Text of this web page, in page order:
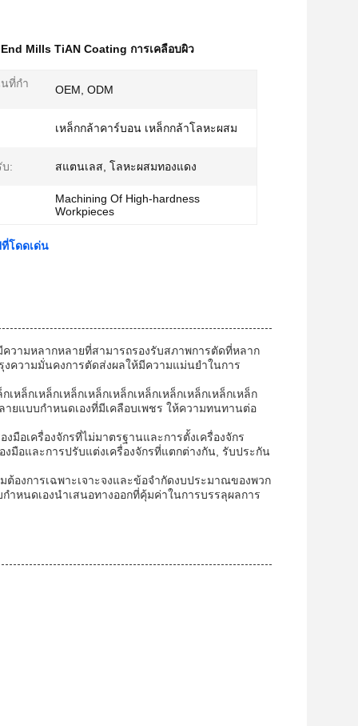
Mills TiAN Coating การเคลือบผิว
ที่กํา OEM, ODM
เหล็กกล้าคาร์บอน เหล็กกล้าโลหะผสม
บ: สแตนเลส, โลหะผสมทองแดง
Machining Of High-hardness
Workpieces
ที่โดดเด่น
วามหลากหลายที่สามารถรองรับสภาพการตัดที่หลาก
ความมั่นคงการตัดส่งผลให้มีความแม่นยําในการ
หล็กเหล็กเหล็กเหล็กเหล็กเหล็กเหล็กเหล็กเหล็กเหล็ก
ายแบบกําหนดเองที่มีเคลือบเพชร ให้ความทนทานต่อ
มือเครื่องจักรที่ไม่มาตรฐานและการตั้งเครื่องจักร
มือและการปรับแต่งเครื่องจักรที่แตกต่างกัน, รับประกัน
ต้องการเฉพาะเจาะจงและข้อจํากัดงบประมาณของพวก
หนดเองนําเสนอทางออกที่คุ้มค่าในการบรรลุผลการ